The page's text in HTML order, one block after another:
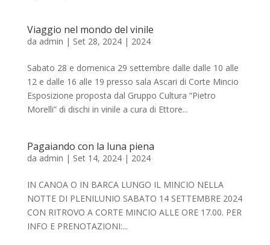
Viaggio nel mondo del vinile
da admin | Set 28, 2024| 2024
Sabato 28 e domenica 29 settembre dalle dalle 10 alle
12 e dalle 16 alle 19 presso sala Ascari di Corte Mincio
Esposizione proposta dal Gruppo Cultura “Pietro
Morelli” di dischi in vinile a cura di Ettore...
Pagaiando con la luna piena
da admin | Set 14, 2024| 2024
IN CANOA O IN BARCA LUNGO IL MINCIO NELLA
NOTTE DI PLENILUNIO SABATO 14 SETTEMBRE 2024
CON RITROVO A CORTE MINCIO ALLE ORE 17.00. PER
INFO E PRENOTAZIONI:...